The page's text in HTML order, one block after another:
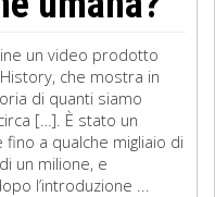
un video prodotto
che mostra in
di quanti siamo
[…]. È stato un
a qualche migliaio di
un milione, e
l’introduzione ...